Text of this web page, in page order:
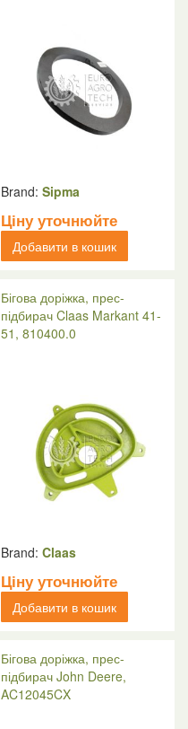
Brand: Sipma
Ціну уточнюйте
Добавити в кошик
Бігова доріжка, прес-
підбирач Claas Markant 41-
51, 810400.0
Brand: Claas
Ціну уточнюйте
Добавити в кошик
Бігова доріжка, прес-
підбирач John Deere,
AC12045CX